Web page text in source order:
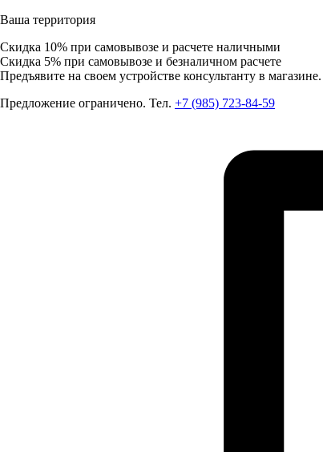
Ваша территория
Скидка 10% при самовывозе и расчете наличными
Скидка 5% при самовывозе и безналичном расчете
Предъявите на своем устройстве консультанту в магазине.
Предложение ограничено. Тел. +7 (985) 723-84-59